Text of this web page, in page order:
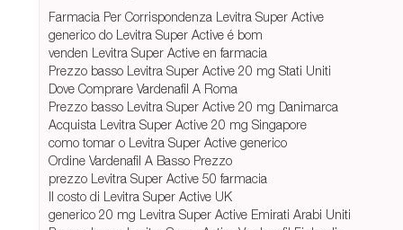
Farmacia Per Corrispondenza Levitra Super Active
generico do Levitra Super Active é bom
venden Levitra Super Active en farmacia
Prezzo basso Levitra Super Active 20 mg Stati Uniti
Dove Comprare Vardenafil A Roma
Prezzo basso Levitra Super Active 20 mg Danimarca
Acquista Levitra Super Active 20 mg Singapore
como tomar o Levitra Super Active generico
Ordine Vardenafil A Basso Prezzo
prezzo Levitra Super Active 50 farmacia
Il costo di Levitra Super Active UK
generico 20 mg Levitra Super Active Emirati Arabi Uniti